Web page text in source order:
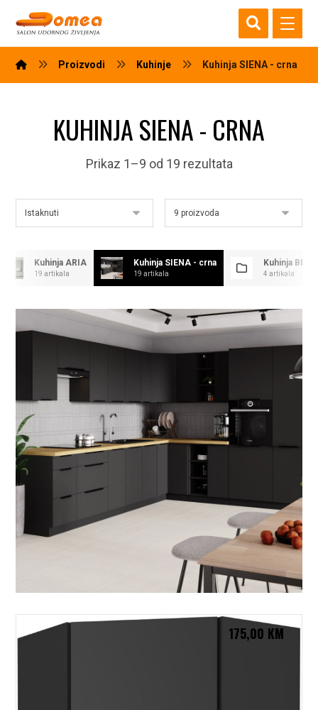
Proizvodi Kuhinje Kuhinja SIENA - crna
KUHINJA SIENA - CRNA
Prikaz 1–9 od 19 rezultata
Kuhinja ARIA
19 artikala
Kuhinja SIENA - crna
19 artikala
Kuhinja
4 artikala
175,00 KM